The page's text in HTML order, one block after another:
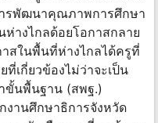
รพัฒนาคุณภาพการศึกษา
ห่างไกลด้อยโอกาสกลาย
าสในพื้นที่ห่างไกลได้ครูที่
เกี่ยวข้องไม่ว่าจะเป็น
ขั้นพื้นฐาน (สพฐ.)
งานศึกษาธิการจังหวัด